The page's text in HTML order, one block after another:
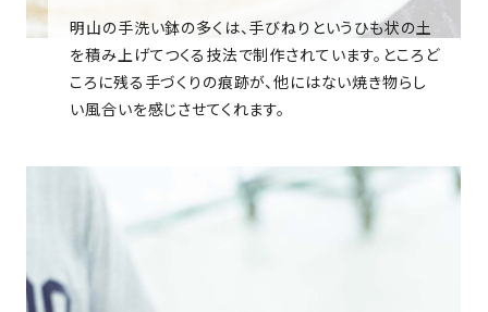
明山の手洗い鉢の多くは、手びねりというひも状の土
を積み上げてつくる技法で制作されています。ところど
ころに残る手づくりの痕跡が、他にはない焼き物らし
い風合いを感じさせてくれます。